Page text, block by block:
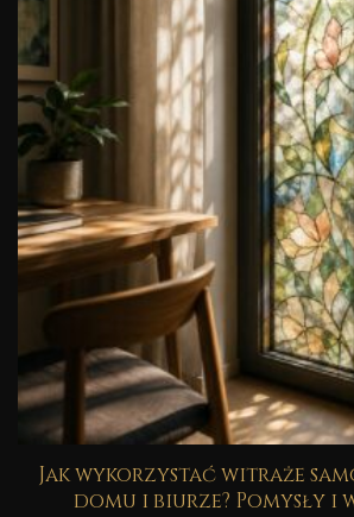
Jak wykorzystać witraże
domu i biurze? Pomysły i